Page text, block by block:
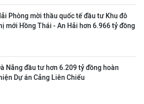
Phòng mời thầu quốc tế đầu tư Khu đô
mới Hồng Thái - An Hải hơn 6.966 tỷ đồng
Nẵng đầu tư hơn 6.209 tỷ đồng hoàn
Dự án Cảng Liên Chiểu